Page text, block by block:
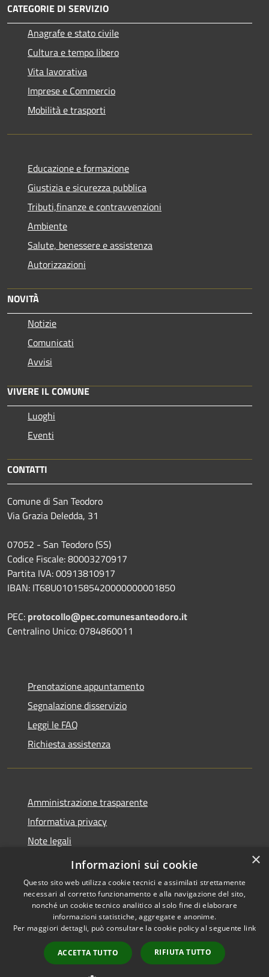
CATEGORIE DI SERVIZIO
Anagrafe e stato civile
Cultura e tempo libero
Vita lavorativa
Imprese e Commercio
Mobilità e trasporti
Educazione e formazione
Giustizia e sicurezza pubblica
Tributi,finanze e contravvenzioni
Ambiente
Salute, benessere e assistenza
Autorizzazioni
NOVITÀ
Notizie
Comunicati
Avvisi
VIVERE IL COMUNE
Luoghi
Eventi
CONTATTI
Comune di San Teodoro
Via Grazia Deledda, 31
07052 - San Teodoro (SS)
Codice Fiscale: 80003270917
Partita IVA: 00913810917
IBAN: IT68U0101585420000000001850
PEC: protocollo@pec.comunesanteodoro.it
Centralino Unico: 0784860011
Prenotazione appuntamento
Segnalazione disservizio
Leggi le FAQ
Richiesta assistenza
Amministrazione trasparente
Informativa privacy
Note legali
Dichiarazione di accessibilità
Accessibilità
Copyright © 2026 • Comune di
San Teodoro • Powered by
Municipium•
Accesso
redazione
×
Informazioni sui cookie
Questo sito web utilizza cookie tecnici e assimilati strettamente
necessari al corretto funzionamento e alla navigazione del sito,
nonché un cookie tecnico analitico al solo fine di elaborare
informazioni statistiche, aggregate e anonime.
Per maggiori dettagli, può consultare la cookie policy al seguente link
ACCETTA TUTTO RIFIUTA TUTTO